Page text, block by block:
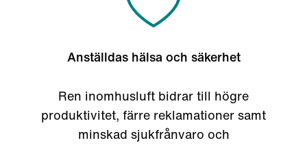
Anställdas hälsa och säkerhet
Ren inomhusluft bidrar till högre
produktivitet, färre reklamationer samt
minskad sjukfrånvaro och